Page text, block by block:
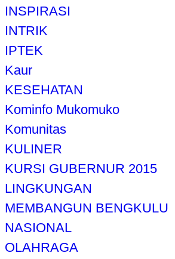
INSPIRASI
INTRIK
IPTEK
Kaur
KESEHATAN
Kominfo Mukomuko
Komunitas
KULINER
KURSI GUBERNUR 2015
LINGKUNGAN
MEMBANGUN BENGKULU
NASIONAL
OLAHRAGA